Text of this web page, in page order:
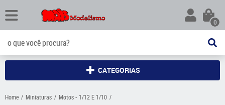
0
CATEGORIAS
Home Miniaturas
Motos - 1/12 E 1/10